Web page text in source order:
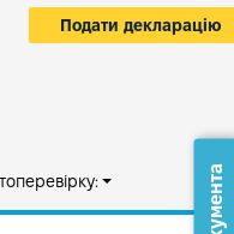
Подати декларацію